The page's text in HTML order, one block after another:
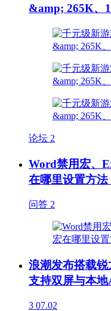
&amp; 265K、
论坛 2
Word禁用宏、
在哪里设置方法
问答 2
浪潮发布搭载锐
支持双屏与本
3 07.02